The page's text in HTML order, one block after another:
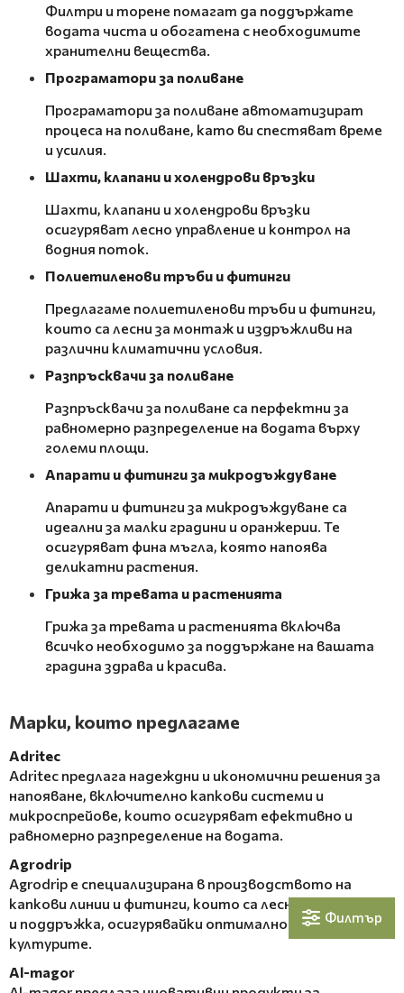
Филтър
Филтри и торене помагат да поддържате
водата чиста и обогатена с необходимите
хранителни вещества.
Програматори за поливане
Програматори за поливане автоматизират
процеса на поливане, като ви спестяват време
и усилия.
Шахти, клапани и холендрови връзки
Шахти, клапани и холендрови връзки
осигуряват лесно управление и контрол на
водния поток.
Полиетиленови тръби и фитинги
Предлагаме полиетиленови тръби и фитинги,
които са лесни за монтаж и издръжливи на
различни климатични условия.
Разпръсквачи за поливане
Разпръсквачи за поливане са перфектни за
равномерно разпределение на водата върху
големи площи.
Апарати и фитинги за микродъждуване
Апарати и фитинги за микродъждуване са
идеални за малки градини и оранжерии. Те
осигуряват фина мъгла, която напоява
деликатни растения.
Грижа за тревата и растенията
Грижа за тревата и растенията включва
всичко необходимо за поддържане на вашата
градина здрава и красива.
Марки, които предлагаме
Adritec
Adritec предлага надеждни и икономични решения за
напояване, включително капкови системи и
микроспрейове, които осигуряват ефективно и
равномерно разпределение на водата.
Agrodrip
Agrodrip е специализирана в производството на
капкови линии и фитинги, които са лесни за монтаж
и поддръжка, осигурявайки оптимално напояване на
културите.
Al-magor